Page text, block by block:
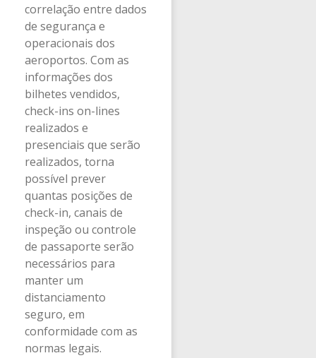
correlação entre dados
de segurança e
operacionais dos
aeroportos. Com as
informações dos
bilhetes vendidos,
check-ins on-lines
realizados e
presenciais que serão
realizados, torna
possível prever
quantas posições de
check-in, canais de
inspeção ou controle
de passaporte serão
necessários para
manter um
distanciamento
seguro, em
conformidade com as
normas legais.